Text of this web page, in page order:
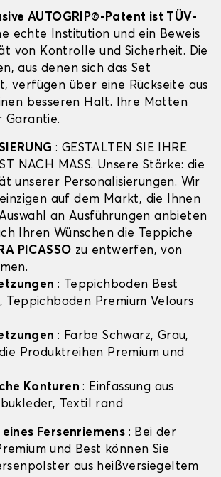
AUTOGRIP©-Patent ist TÜV-
echte Institution und ein Beweis
von Kontrolle und Sicherheit. Die
aus denen sich das Set
verfügen über eine Rückseite aus
besseren Halt. Ihre Matten
Garantie.
: GESTALTEN SIE IHRE
NACH MASS. Unsere Stärke: die
unserer Personalisierungen. Wir
auf dem Markt, die Ihnen
an Ausführungen anbieten
Ihren Wünschen die Teppiche
PICASSO zu entwerfen, von
: Teppichboden Best
Teppichboden Premium Velours
: Farbe Schwarz, Grau,
Produktreihen Premium und
Konturen: Einfassung aus
Textil rand
Fersenriemens : Bei der
und Best können Sie
aus heißversiegeltem